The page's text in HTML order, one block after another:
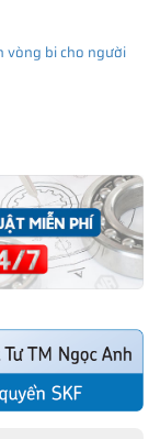
vòng bi cho người